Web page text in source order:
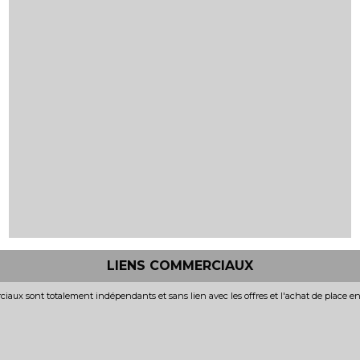
LIENS COMMERCIAUX
sont totalement indépendants et sans lien avec les offres et l'achat de place